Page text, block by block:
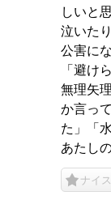
しいと
泣いた
公害に
「避け
無理矢
か言っ
た」「
あたし
ナイス